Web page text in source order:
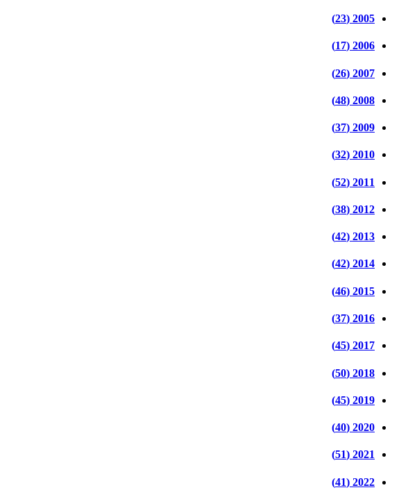
2005 (23)
2006 (17)
2007 (26)
2008 (48)
2009 (37)
2010 (32)
2011 (52)
2012 (38)
2013 (42)
2014 (42)
2015 (46)
2016 (37)
2017 (45)
2018 (50)
2019 (45)
2020 (40)
2021 (51)
2022 (41)